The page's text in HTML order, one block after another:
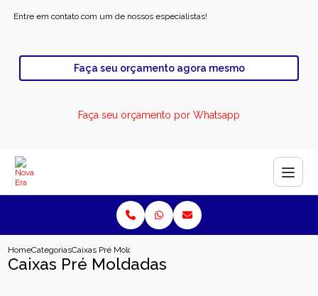
Entre em contato com um de nossos especialistas!
Faça seu orçamento agora mesmo
Faça seu orçamento por Whatsapp
HomeCategoriasCaixas Pré Moldadas
Caixas Pré Moldadas